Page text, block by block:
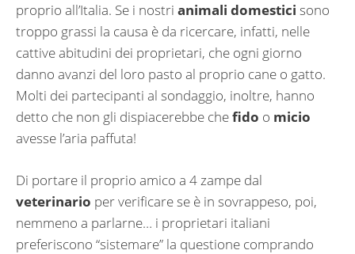
proprio all’Italia. Se i nostri animali domestici sono
troppo grassi la causa è da ricercare, infatti, nelle
cattive abitudini dei proprietari, che ogni giorno
danno avanzi del loro pasto al proprio cane o gatto.
Molti dei partecipanti al sondaggio, inoltre, hanno
detto che non gli dispiacerebbe chefido o micio
avesse l’aria paffuta!
Di portare il proprio amico a 4 zampe dal
veterinario per verificare se è in sovrappeso, poi,
nemmeno a parlarne… i proprietari italiani
preferiscono “sistemare” la questione comprando